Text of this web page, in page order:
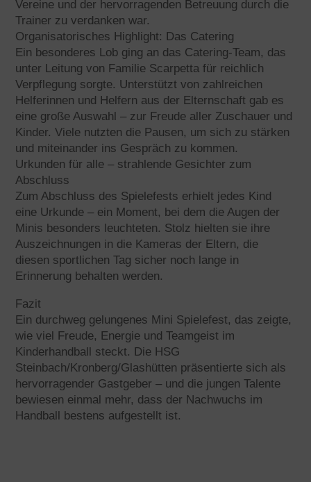
Vereine und der hervorragenden Betreuung durch die
Trainer zu verdanken war.
Organisatorisches Highlight: Das Catering
Ein besonderes Lob ging an das Catering-Team, das
unter Leitung von Familie Scarpetta für reichlich
Verpflegung sorgte. Unterstützt von zahlreichen
Helferinnen und Helfern aus der Elternschaft gab es
eine große Auswahl – zur Freude aller Zuschauer und
Kinder. Viele nutzten die Pausen, um sich zu stärken
und miteinander ins Gespräch zu kommen.
Urkunden für alle – strahlende Gesichter zum
Abschluss
Zum Abschluss des Spielefests erhielt jedes Kind
eine Urkunde – ein Moment, bei dem die Augen der
Minis besonders leuchteten. Stolz hielten sie ihre
Auszeichnungen in die Kameras der Eltern, die
diesen sportlichen Tag sicher noch lange in
Erinnerung behalten werden.
Fazit
Ein durchweg gelungenes Mini Spielefest, das zeigte,
wie viel Freude, Energie und Teamgeist im
Kinderhandball steckt. Die HSG
Steinbach/Kronberg/Glashütten präsentierte sich als
hervorragender Gastgeber – und die jungen Talente
bewiesen einmal mehr, dass der Nachwuchs im
Handball bestens aufgestellt ist.